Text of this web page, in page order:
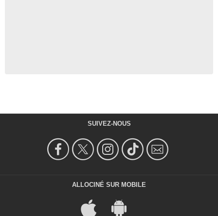
SUIVEZ-NOUS
ALLOCINÉ SUR MOBILE